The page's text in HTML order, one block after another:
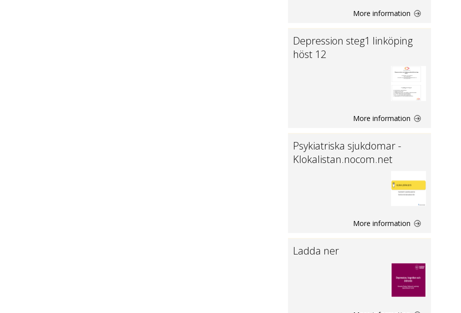
More information
Depression steg1 linköping
höst 12
More information
Psykiatriska sjukdomar -
Klokalistan.nocom.net
More information
Ladda ner